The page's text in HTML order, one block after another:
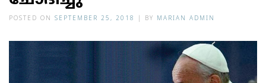
POSTED ON SEPTEMBER 25, 2018 BY MARIAN ADMIN